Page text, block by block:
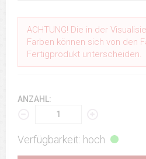
ACHTUNG! Die in der
Farben können sich von den
Fertigprodukt unterscheiden.
ANZAHL:
Verfügbarkeit: hoch